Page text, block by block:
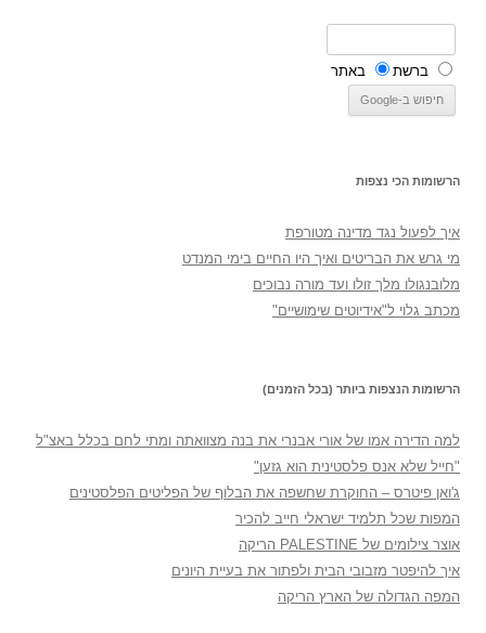
ברשת באתר
הרשומות הכי נצפות
איך לפעול נגד מדינה מטורפת
מי גרש את הבריטים ואיך היו החיים בימי המנדט
מלובנגולו מלך זולו ועד מורה נבוכים
מכתב גלוי ל"אידיוטים שימושיים"
הרשומות הנצפות ביותר (בכל הזמנים)
למה הדירה אמו של אורי אבנרי את בנה מצוואתה ומתי לחם בכלל באצ"ל
"חייל שלא אנס פלסטינית הוא גזען"
ג'ואן פיטרס – החוקרת שחשפה את הבלוף של הפליטים הפלסטינים
המפות שכל תלמיד ישראלי חייב להכיר
אוצר צילומים של PALESTINE הריקה
איך להיפטר מזבובי הבית ולפתור את בעיית היונים
המפה הגדולה של הארץ הריקה